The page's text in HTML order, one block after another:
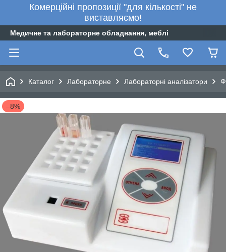
Комерційні пропозиції "для кількості" не
виставляємо!
Медичне та лабораторне обладнання, меблі
Каталог Лабораторне Лабораторні аналізатори
–8%